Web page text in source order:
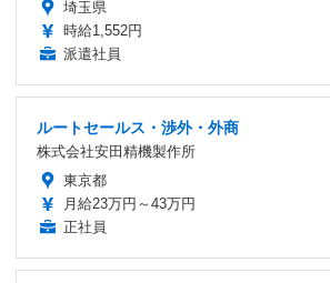
埼玉県
時給1,552円
派遣社員
ルートセールス・渉外・外商
株式会社安田精機製作所
東京都
月給23万円～43万円
正社員